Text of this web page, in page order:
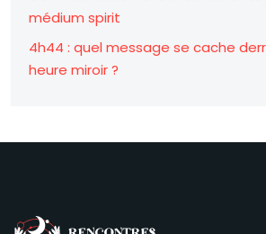
médium spirit
4h44 : quel message se cache
heure miroir ?